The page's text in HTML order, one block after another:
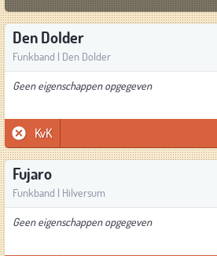
Den Dolder
Funkband | Den Dolder
Geen eigenschappen opgegeven
KvK
Fujaro
Funkband | Hilversum
Geen eigenschappen opgegeven